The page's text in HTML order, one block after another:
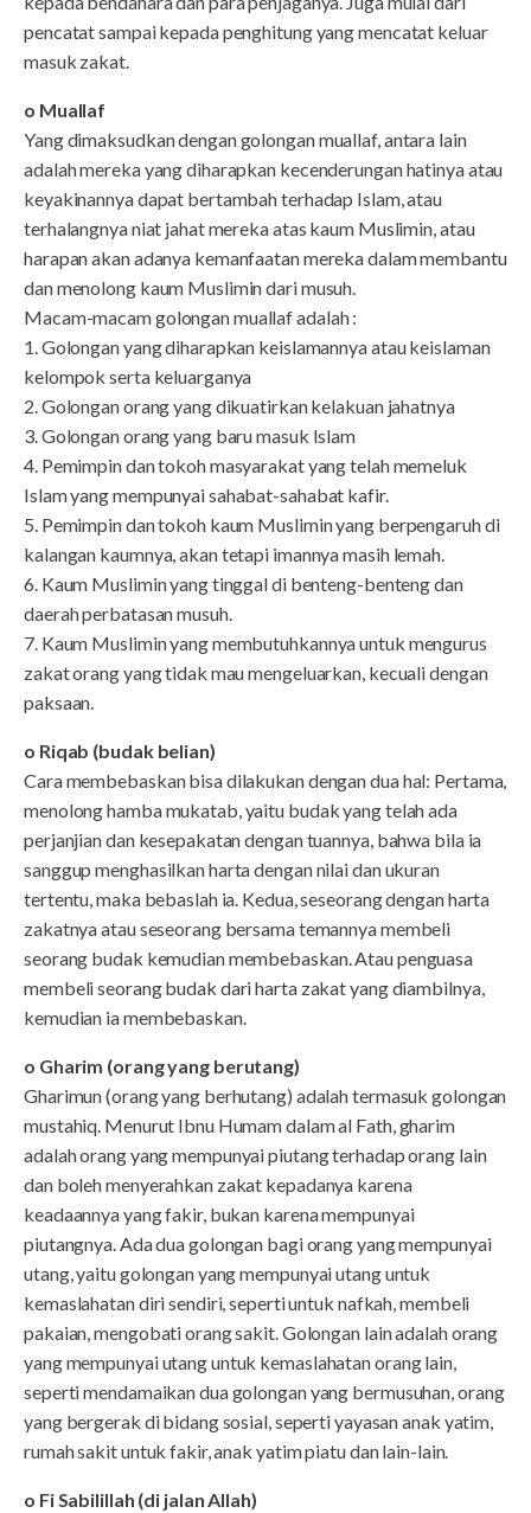
pencatat sampai kepada penghitung yang mencatat keluar
masuk zakat.
o Muallaf
Yang dimaksudkan dengan golongan muallaf, antara lain
adalah mereka yang diharapkan kecenderungan hatinya atau
keyakinannya dapat bertambah terhadap Islam, atau
terhalangnya niat jahat mereka atas kaum Muslimin, atau
harapan akan adanya kemanfaatan mereka dalam membantu
dan menolong kaum Muslimin dari musuh.
Macam-macam golongan muallaf adalah :
1. Golongan yang diharapkan keislamannya atau keislaman
kelompok serta keluarganya
2. Golongan orang yang dikuatirkan kelakuan jahatnya
3. Golongan orang yang baru masuk Islam
4. Pemimpin dan tokoh masyarakat yang telah memeluk
Islam yang mempunyai sahabat-sahabat kafir.
5. Pemimpin dan tokoh kaum Muslimin yang berpengaruh di
kalangan kaumnya, akan tetapi imannya masih lemah.
6. Kaum Muslimin yang tinggal di benteng-benteng dan
daerah perbatasan musuh.
7. Kaum Muslimin yang membutuhkannya untuk mengurus
zakat orang yang tidak mau mengeluarkan, kecuali dengan
paksaan.
o Riqab (budak belian)
Cara membebaskan bisa dilakukan dengan dua hal: Pertama,
menolong hamba mukatab, yaitu budak yang telah ada
perjanjian dan kesepakatan dengan tuannya, bahwa bila ia
sanggup menghasilkan harta dengan nilai dan ukuran
tertentu, maka bebaslah ia. Kedua, seseorang dengan harta
zakatnya atau seseorang bersama temannya membeli
seorang budak kemudian membebaskan. Atau penguasa
membeli seorang budak dari harta zakat yang diambilnya,
kemudian ia membebaskan.
o Gharim (orang yang berutang)
Gharimun (orang yang berhutang) adalah termasuk golongan
mustahiq. Menurut Ibnu Humam dalam al Fath, gharim
adalah orang yang mempunyai piutang terhadap orang lain
dan boleh menyerahkan zakat kepadanya karena
keadaannya yang fakir, bukan karena mempunyai
piutangnya. Ada dua golongan bagi orang yang mempunyai
utang, yaitu golongan yang mempunyai utang untuk
kemaslahatan diri sendiri, seperti untuk nafkah, membeli
pakaian, mengobati orang sakit. Golongan lain adalah orang
yang mempunyai utang untuk kemaslahatan orang lain,
seperti mendamaikan dua golongan yang bermusuhan, orang
yang bergerak di bidang sosial, seperti yayasan anak yatim,
rumah sakit untuk fakir, anak yatim piatu dan lain-lain.
o Fi Sabilillah (di jalan Allah)